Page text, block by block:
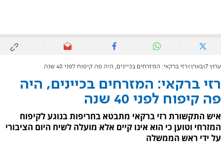
ערוץ 7 בארץ רזי ברקאי: המזרחים בכיינים, היה פה קיפוח לפני 40 שנה
רזי ברקאי: המזרחים בכיינים, היה
פה קיפוח לפני 40 שנה
איש התקשורת רזי ברקאי מתבטא בחריפות בנוגע לקיפוח
המזרחי וטוען כי הוא אינו קיים אלא מועלה לשיח היום הציבורי
על ידי ראש הממשלה